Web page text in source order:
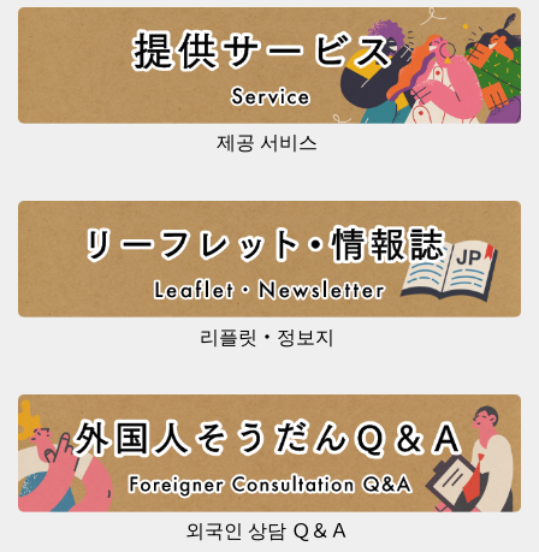
제공 서비스
리플릿・정보지
외국인 상담 Ｑ＆Ａ